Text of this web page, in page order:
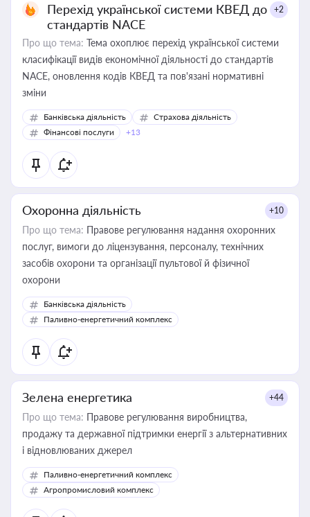
Перехід української системи КВЕД до
стандартів NACE
+2
Про що тема: Тема охоплює перехід української системи
класифікації видів економічної діяльності до стандартів
NACE, оновлення кодів КВЕД та пов'язані нормативні
зміни
Банківська діяльність
Страхова діяльність
Фінансові послуги
+13
Охоронна діяльність +10
Про що тема: Правове регулювання надання охоронних
послуг, вимоги до ліцензування, персоналу, технічних
засобів охорони та організації пультової й фізичної
охорони
Банківська діяльність
Паливно-енергетичний комплекс
Зелена енергетика +44
Про що тема: Правове регулювання виробництва,
продажу та державної підтримки енергії з альтернативних
і відновлюваних джерел
Паливно-енергетичний комплекс
Агропромисловий комплекс